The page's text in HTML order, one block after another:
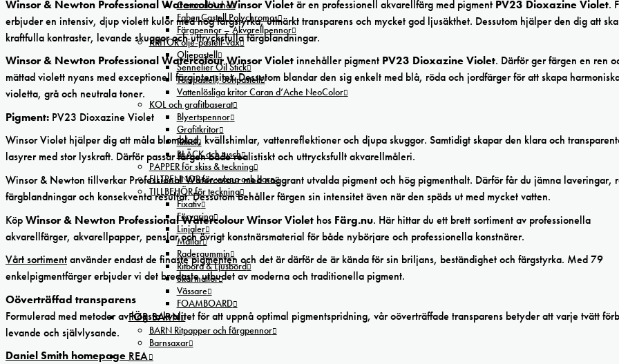
Caran d’Ache
Faber Castell Polychromos
Färgpennor – Akvarellpennor
KRITOR olje-pastell-vax
Oljepastell
Sennelier Oil Stick
Torrpastell, Softpastell
Vattenlösliga kritor Caran d’Ache NeoColor
KOL och grafitbaserat
Blyertspennor
Grafitkritor
Ritkol
BLÄCK och tusch
PAPPER för skiss & teckning
FILTPENNOR för vuxna och barn
TILLBEHÖR för teckning
Fixativ
Förvaring
Linjaler
Mallar
Radergummin
Ritbord & Ljusbord
Skärmattor
Vässare
FOAMBOARD
FÖR BARN
BARN Ritpapper och färgpennor
Barnsaxar
REA
Winsor & Newton Professional Watercolour Winsor Violetär en professionell akvarellfärg med pigment PV23 Dioxazine Violet.
erbjuder en intensiv, djup violett kulör med hög färgstyrka, utmärkt transparens och mycket god ljusäkthet. Dessutom hjälper den dig att
kraftfulla kontraster, levande skuggor och uttrycksfulla färgblandningar.
Winsor & Newton Professional Watercolour Winsor Violetinnehåller pigment PV23 Dioxazine Violet. Därför ger färgen en ren
mättad violett nyans med exceptionell färgintensitet. Dessutom blandar den sig enkelt med blå, röda och jordfärger för att skapa
violetta, grå och neutrala toner.
Pigment: PV23 Dioxazine Violet
Winsor Violet hjälper dig att måla blomblad, kvällshimlar, vattenreflektioner och djupa skuggor. Samtidigt skapar den klara och
lasyrer med stor lyskraft. Därför passar färgen både realistiskt och uttrycksfullt akvarellmåleri.
Winsor & Newton tillverkar Professional Watercolour med noggrant utvalda pigment och hög pigmenthalt. Därför får du jämna laveringar,
färgblandningar och konsekventa resultat. Dessutom behåller färgen sin intensitet även när den späds ut med mycket vatten.
KöpWinsor & Newton Professional Watercolour Winsor Violet hos Färg.nu. Här hittar du ett brett sortiment av professionella
akvarellfärger, akvarellpapper, penslar och övrigt konstnärsmaterial för både nybörjare och professionella konstnärer.
Vårt sortimentanvänder endast de finastepigmenten och det är därför de är kända för sin briljans, beständighet och färgstyrka. Med 79
enkelpigmentfärger erbjuder vi det bredaste utbudet av moderna och traditionella pigment.
Oöverträffad transparens
Formulerad med metoder av högsta kvalitet för att uppnå optimal pigmentspridning, vår oöverträffade transparens betyder att varje tvätt
levande och självlysande.
Daniel Smith homepage